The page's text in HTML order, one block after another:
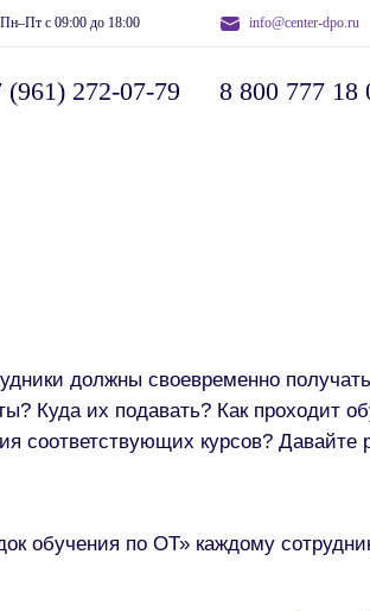
Пн–Пт с 09:00 до 18:00 info@center-dpo.ru
(961) 272-07-79 8 800 777 18
должны своевременно
Куда их подавать? Как проходит
соответствующих курсов? Давайте
обучения по ОТ» каждому